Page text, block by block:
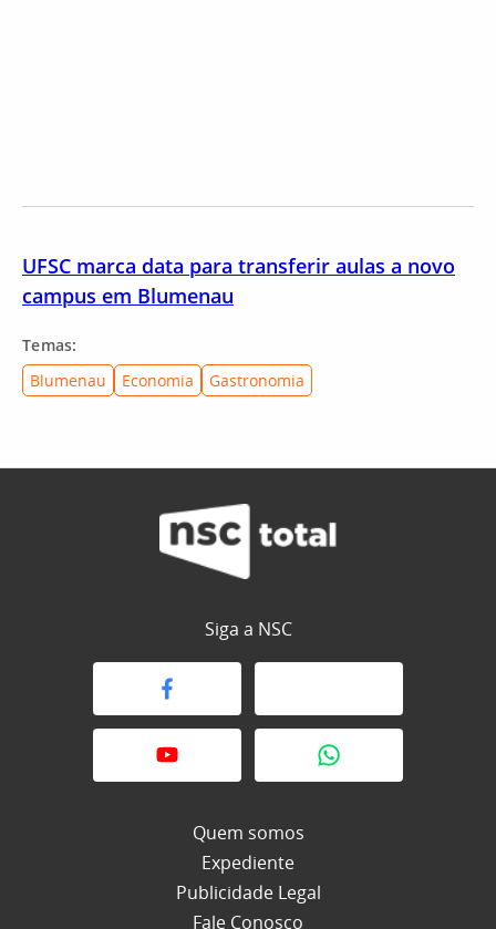
UFSC marca data para transferir aulas a novo
campus em Blumenau
Temas:
Blumenau
Economia Gastronomia
Siga a NSC
Quem somos
Expediente
Publicidade Legal
Fale Conosco